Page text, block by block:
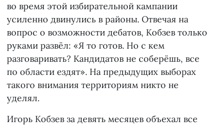
во время этой избирательной кампании
усиленно двинулись в районы. Отвечая на
вопрос о возможности дебатов, Кобзев только
руками развёл: «Я то готов. Но с кем
разговаривать? Кандидатов не соберёшь, все
по области ездят». На предыдущих выборах
такого внимания территориям никто не
уделял.
Игорь Кобзев за девять месяцев объехал все